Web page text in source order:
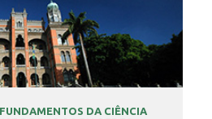
DA CIÊNCIA